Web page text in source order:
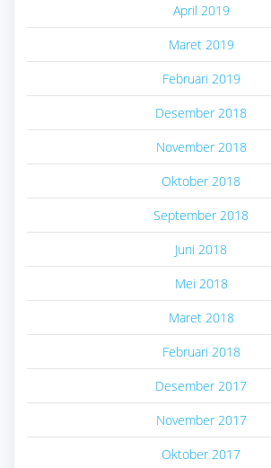
April 2019
Maret 2019
Februari 2019
Desember 2018
November 2018
Oktober 2018
September 2018
Juni 2018
Mei 2018
Maret 2018
Februari 2018
Desember 2017
November 2017
Oktober 2017